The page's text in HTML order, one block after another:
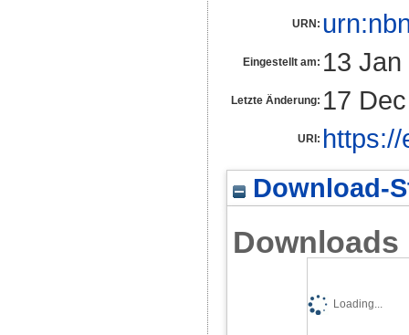
URN:
Eingestellt am: 13 Jan
Letzte Änderung: 17
URI:
Download-
Downloads
Loading...